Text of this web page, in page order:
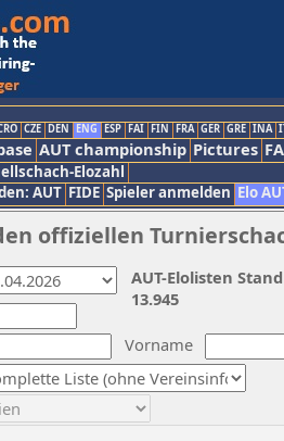
CZE DEN ENG ESP FAI FIN FRA GER GRE INA
AUT championship Pictures
Elozahl
AUT FIDE Spieler anmelden Elo
offiziellen
Vorname
AUT-Elolisten
13.945